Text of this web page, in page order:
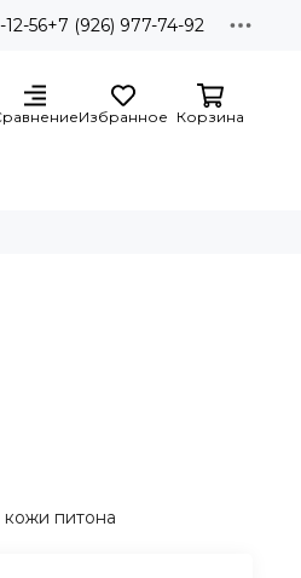
56+7 (926) 977-74-92
Избранное Корзина
кожи питона